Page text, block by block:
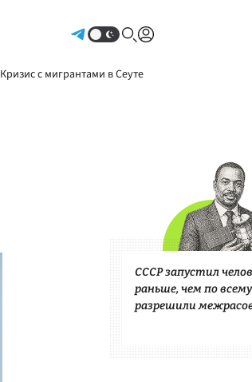
Кризис с мигрантами в Сеуте
СССР запустил
раньше, чем по
разрешили